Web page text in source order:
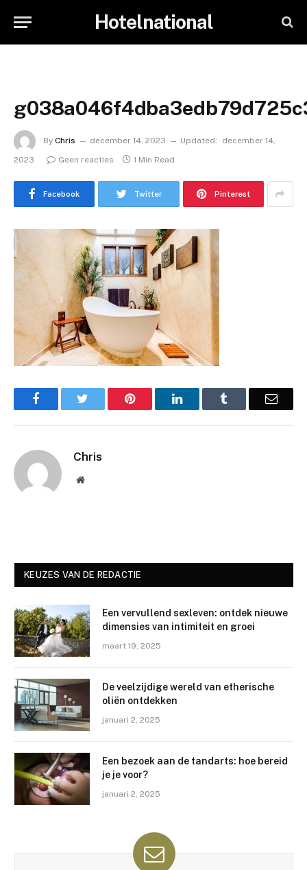
Hotelnational
By Chris december 14, 2023 Updated:
december 14,
2023
Geen reacties 1 Min Read
Facebook Twitter Pinterest
Facebook Pinterest LinkedIn Email
Chris
Website
KEUZES VAN DE REDACTIE
Een vervullend sexleven: ontdek nieuwe
dimensies van intimiteit en groei
maart 19, 2025
De veelzijdige wereld van etherische
oliën ontdekken
januari 2, 2025
Een bezoek aan de tandarts: hoe bereid
je je voor?
januari 2, 2025